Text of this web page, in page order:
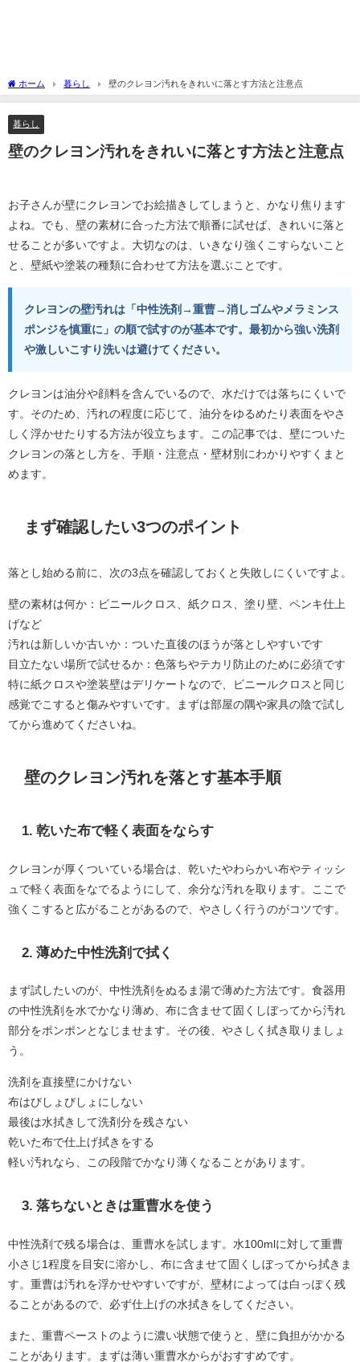
ホーム 暮らし 壁のクレヨン汚れをきれいに落とす方法と注意点
暮らし
壁のクレヨン汚れをきれいに落とす方法と注意点
お子さんが壁にクレヨンでお絵描きしてしまうと、かなり焦ります
よね。でも、壁の素材に合った方法で順番に試せば、きれいに落と
せることが多いですよ。大切なのは、いきなり強くこすらないこと
と、壁紙や塗装の種類に合わせて方法を選ぶことです。
クレヨンの壁汚れは「中性洗剤→重曹→消しゴムやメラミンス
ポンジを慎重に」の順で試すのが基本です。最初から強い洗剤
や激しいこすり洗いは避けてください。
クレヨンは油分や顔料を含んでいるので、水だけでは落ちにくいで
す。そのため、汚れの程度に応じて、油分をゆるめたり表面をやさ
しく浮かせたりする方法が役立ちます。この記事では、壁についた
クレヨンの落とし方を、手順・注意点・壁材別にわかりやすくまと
めます。
まず確認したい3つのポイント
落とし始める前に、次の3点を確認しておくと失敗しにくいですよ。
壁の素材は何か：ビニールクロス、紙クロス、塗り壁、ペンキ仕上
げなど
汚れは新しいか古いか：ついた直後のほうが落としやすいです
目立たない場所で試せるか：色落ちやテカリ防止のために必須です
特に紙クロスや塗装壁はデリケートなので、ビニールクロスと同じ
感覚でこすると傷みやすいです。まずは部屋の隅や家具の陰で試し
てから進めてくださいね。
壁のクレヨン汚れを落とす基本手順
1. 乾いた布で軽く表面をならす
クレヨンが厚くついている場合は、乾いたやわらかい布やティッシ
ュで軽く表面をなでるようにして、余分な汚れを取ります。ここで
強くこすると広がることがあるので、やさしく行うのがコツです。
2. 薄めた中性洗剤で拭く
まず試したいのが、中性洗剤をぬるま湯で薄めた方法です。食器用
の中性洗剤を水でかなり薄め、布に含ませて固くしぼってから汚れ
部分をポンポンとなじませます。その後、やさしく拭き取りましょ
う。
洗剤を直接壁にかけない
布はびしょびしょにしない
最後は水拭きして洗剤分を残さない
乾いた布で仕上げ拭きをする
軽い汚れなら、この段階でかなり薄くなることがあります。
3. 落ちないときは重曹水を使う
中性洗剤で残る場合は、重曹水を試します。水100mlに対して重曹
小さじ1程度を目安に溶かし、布に含ませて固くしぼってから拭きま
す。重曹は汚れを浮かせやすいですが、壁材によっては白っぽく残
ることがあるので、必ず仕上げの水拭きをしてください。
また、重曹ペーストのように濃い状態で使うと、壁に負担がかかる
ことがあります。まずは薄い重曹水からがおすすめです。